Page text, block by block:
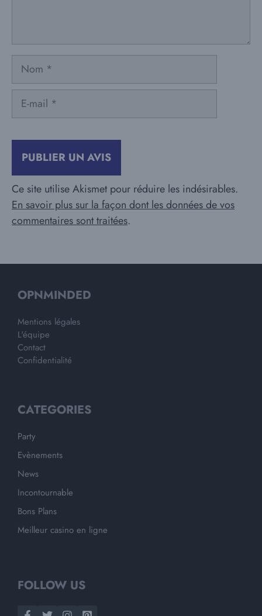
Nom
Ce site utilise Akismet pour réduire les indésirables.
En savoir plus sur la façon dont les données de vos
commentaires sont traitées.
OPNMINDED
Mentions légales
L'équipe
Contact
Confidentialité
CATEGORIES
Party
Evènements
News
Incontournable
Bons Plans
Meilleur casino en ligne
FOLLOW US